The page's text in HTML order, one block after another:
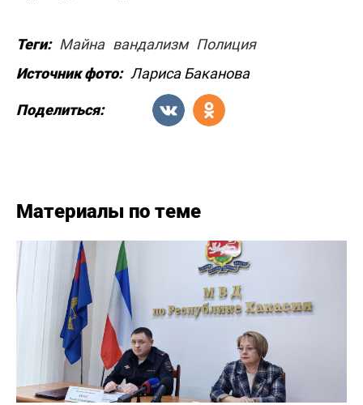
Теги: Майна вандализм Полиция
Источник фото: Лариса Баканова
Поделиться:
Материалы по теме